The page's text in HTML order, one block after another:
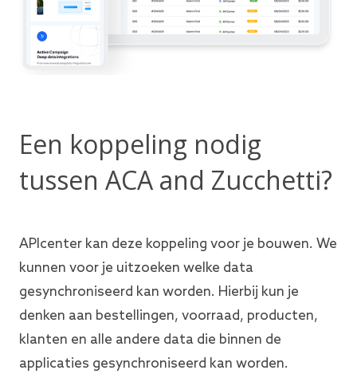
Een koppeling nodig
tussen ACA and Zucchetti?
APIcenter kan deze koppeling voor je bouwen. We
kunnen voor je uitzoeken welke data
gesynchroniseerd kan worden. Hierbij kun je
denken aan bestellingen, voorraad, producten,
klanten en alle andere data die binnen de
applicaties gesynchroniseerd kan worden.